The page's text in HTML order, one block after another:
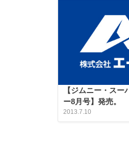
【ジムニー・スー
ー8月号】発売。
2013.7.10